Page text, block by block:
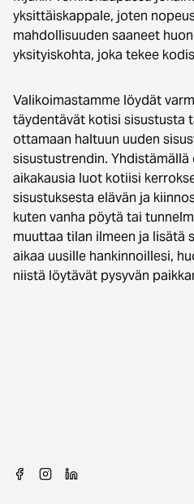
yksittäiskappale, joten
mahdollisuuden saaneet
yksityiskohta, joka tekee
Valikoimastamme löydät
täydentävät kotisi sisustusta
ottamaan haltuun uuden
sisustustrendin. Yhdistämällä
aikakausia luot kotiisi
sisustuksesta elävän ja
kuten vanha pöytä tai
muuttaa tilan ilmeen ja lisätä
aikaa uusille hankinnoillesi,
niistä löytävät pysyvän